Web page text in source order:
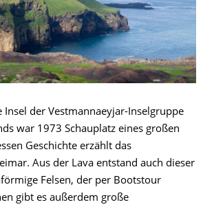
Insel der Vestmannaeyjar-Inselgruppe
war 1973 Schauplatz eines großen
Geschichte erzählt das
Aus der Lava entstand auch dieser
Felsen, der per Bootstour
gibt es außerdem große